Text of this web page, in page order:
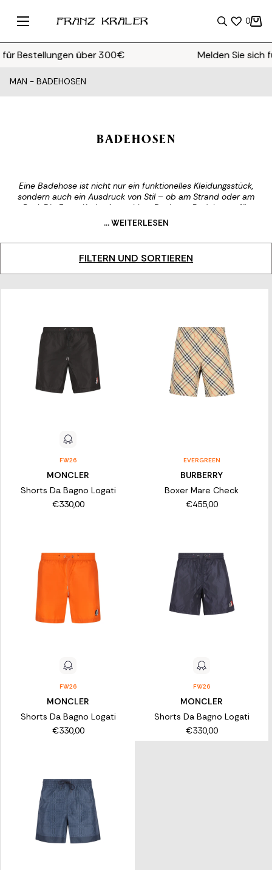
0
Bestellungen über 300€ Melden Sie sich
MAN - BADEHOSEN
BADEHOSEN
Eine Badehose ist nicht nur ein funktionelles Kleidungsstück,
sondern auch ein Ausdruck von Stil – ob am Strand oder am
Pool. Die Franz Kraler Auswahl an Designer-Badehosen für
Herren vereint exklusive Designs, hochwertige Materialien und
raffinierte Details für zeitlose Eleganz, selbst in Momenten der
Entspannung.
ENTDECKEN SIE DIE AUSWAHL AN
DESIGNER-BADEHOSEN FÜR HERREN
Badehosen für Herren, für alle, die auch in der Sonne stilvoll
auffallen möchten. Wählen Sie zwischen ikonischen Modellen
und den neuesten Kreationen der besten Modehäuser für einen
Sommer voller Komfort und Stil.
... WEITERLESEN
FILTERN UND SORTIEREN
FW26
MONCLER
Shorts Da Bagno Logati
€330,00
EVERGREEN
BURBERRY
Boxer Mare Check
€455,00
FW26
MONCLER
Shorts Da Bagno Logati
€330,00
FW26
MONCLER
Shorts Da Bagno Logati
€330,00